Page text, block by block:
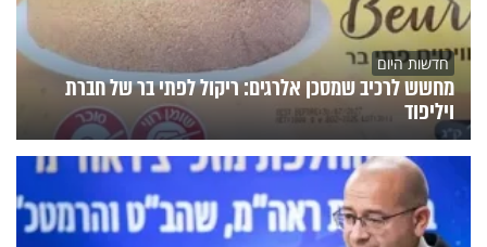
חדשות היום
מחשש לרכיב שמסכן אלרגים: ריקול לפתי בר של חברת
ויליפוד